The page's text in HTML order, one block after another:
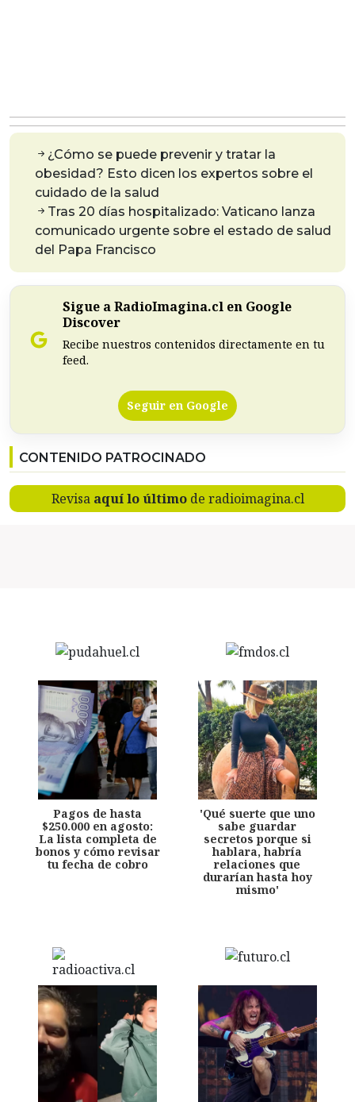
¿Cómo se puede prevenir y tratar la
obesidad? Esto dicen los expertos sobre el
cuidado de la salud
Tras 20 días hospitalizado: Vaticano lanza
comunicado urgente sobre el estado de salud
del Papa Francisco
Sigue a RadioImagina.cl en Google
Discover
Recibe nuestros contenidos directamente en tu
feed.
Seguir en Google
CONTENIDO PATROCINADO
Revisa aquí lo últimode radioimagina.cl
Pagos de hasta
$250.000 en agosto:
La lista completa de
bonos y cómo revisar
tu fecha de cobro
'Qué suerte que uno
sabe guardar
secretos porque si
hablara, habría
relaciones que
durarían hasta hoy
mismo'